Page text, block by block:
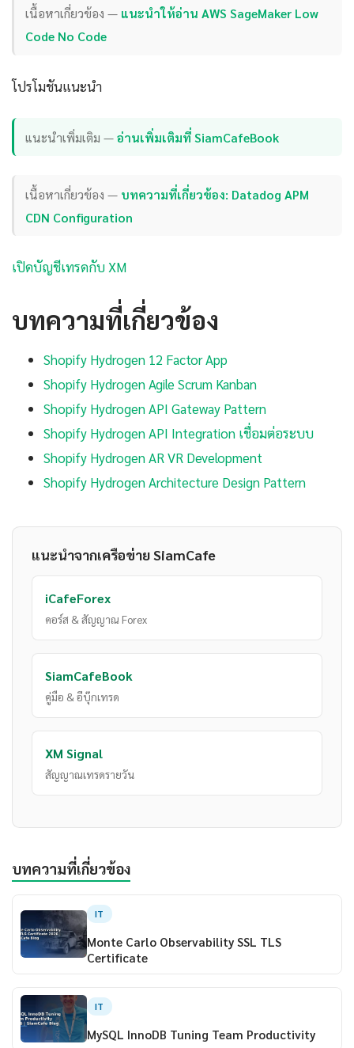
เนื้อหาเกี่ยวข้อง — แนะนำให้อ่าน AWS SageMaker Low
Code No Code
โปรโมชันแนะนำ
แนะนำเพิ่มเติม —อ่านเพิ่มเติมที่ SiamCafeBook
เนื้อหาเกี่ยวข้อง — บทความที่เกี่ยวข้อง: Datadog APM
CDN Configuration
เปิดบัญชีเทรดกับ XM
บทความที่เกี่ยวข้อง
Shopify Hydrogen 12 Factor App
Shopify Hydrogen Agile Scrum Kanban
Shopify Hydrogen API Gateway Pattern
Shopify Hydrogen API Integration เชื่อมต่อระบบ
Shopify Hydrogen AR VR Development
Shopify Hydrogen Architecture Design Pattern
แนะนำจากเครือข่าย SiamCafe
iCafeForex
คอร์ส & สัญญาณ Forex
SiamCafeBook
คู่มือ & อีบุ๊กเทรด
XM Signal
สัญญาณเทรดรายวัน
บทความที่เกี่ยวข้อง
IT
Monte Carlo Observability SSL TLS
Certificate
IT
MySQL InnoDB Tuning Team Productivity